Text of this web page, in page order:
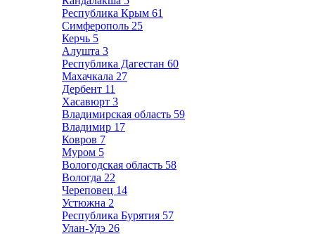
Республика Крым 61
Симферополь 25
Керчь 5
Алушта 3
Республика Дагестан 60
Махачкала 27
Дербент 11
Хасавюрт 3
Владимирская область 59
Владимир 17
Ковров 7
Муром 5
Вологодская область 58
Вологда 22
Череповец 14
Устюжна 2
Республика Бурятия 57
Улан-Удэ 26